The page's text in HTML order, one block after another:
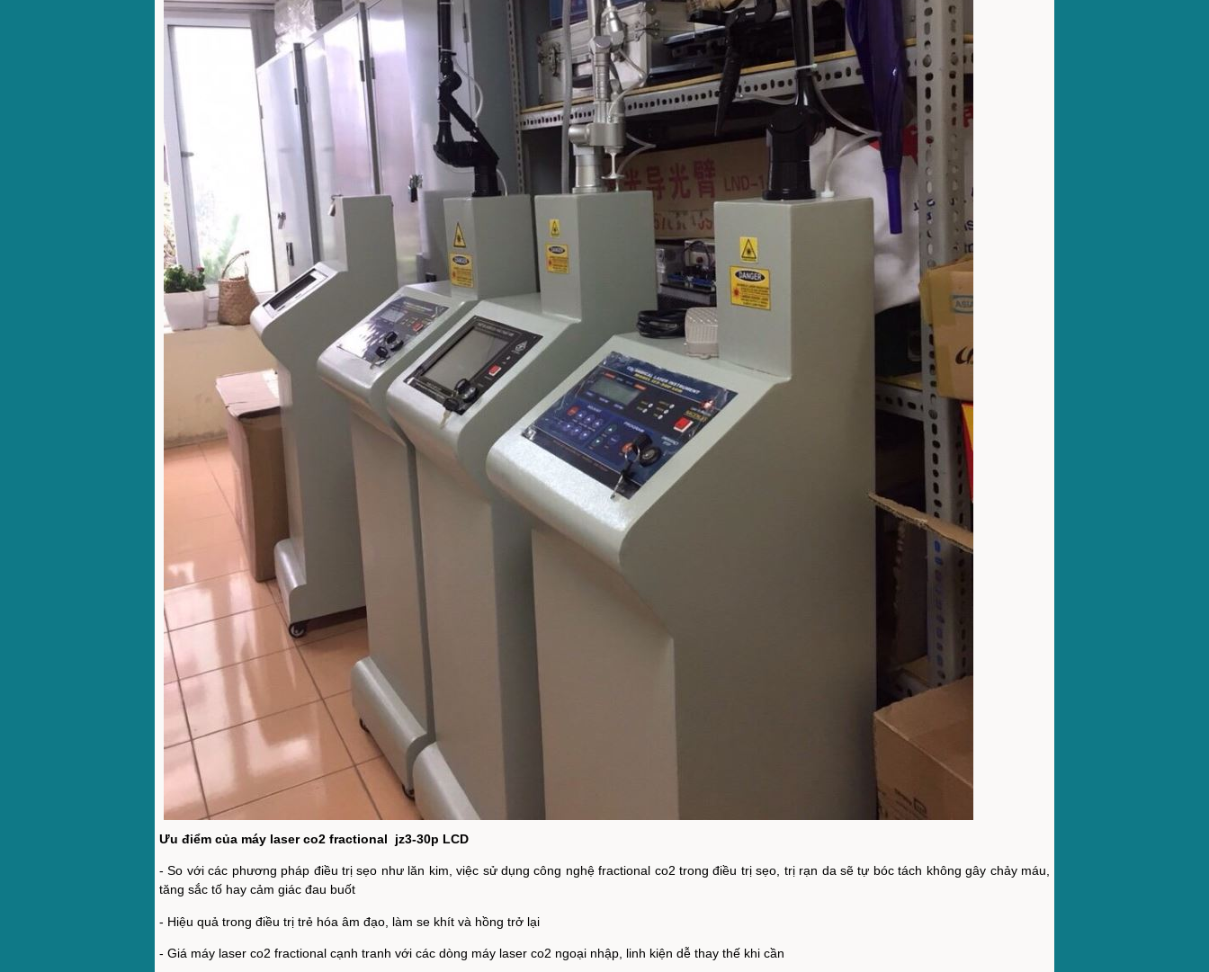
Ưu điểm của máy laser co2 fractional jz3-30p LCD
- So với các phương pháp điều trị sẹo như lăn kim, việc sử dụng công nghệ fractional co2 trong điều trị sẹo, trị rạn da sẽ tự bóc tách không gây chảy máu,
tăng sắc tố hay cảm giác đau buốt
- Hiệu quả trong điều trị trẻ hóa âm đạo, làm se khít và hồng trở lại
- Giá máy laser co2 fractional cạnh tranh với các dòng máy laser co2 ngoại nhập, linh kiện dễ thay thế khi cần